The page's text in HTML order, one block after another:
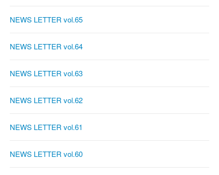
NEWS LETTER vol.65
NEWS LETTER vol.64
NEWS LETTER vol.63
NEWS LETTER vol.62
NEWS LETTER vol.61
NEWS LETTER vol.60